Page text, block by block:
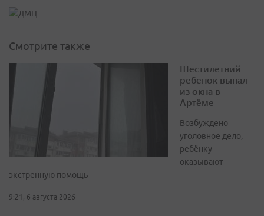
Смотрите также
Шестилетний
ребенок выпал
из окна в
Артёме
Возбуждено
уголовное дело,
ребёнку
оказывают
экстренную помощь
9:21, 6 августа 2026